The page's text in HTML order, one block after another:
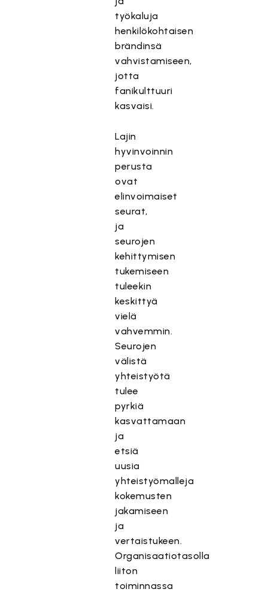
työkaluja
henkilökohtaisen
brändinsä
vahvistamiseen,
jotta
fanikulttuuri
kasvaisi.
Lajin
hyvinvoinnin
perusta
ovat
elinvoimaiset
seurat,
ja
seurojen
kehittymisen
tukemiseen
tuleekin
keskittyä
vielä
vahvemmin.
Seurojen
välistä
yhteistyötä
tulee
pyrkiä
kasvattamaan
ja
etsiä
uusia
yhteistyömalleja
kokemusten
jakamiseen
ja
vertaistukeen.
Organisaatiotasolla
liiton
toiminnassa